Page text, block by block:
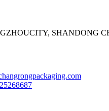
SHANDONG